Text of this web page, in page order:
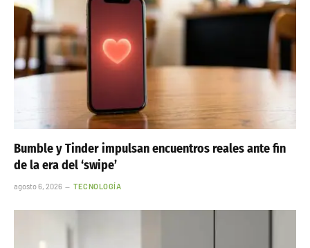
Bumble y Tinder impulsan encuentros reales ante fin
de la era del ‘swipe’
agosto 6, 2026 TECNOLOGÍA